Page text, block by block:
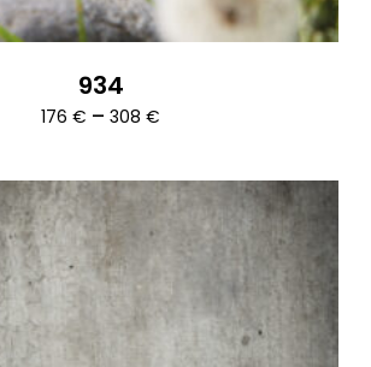
934
176€ – 308€